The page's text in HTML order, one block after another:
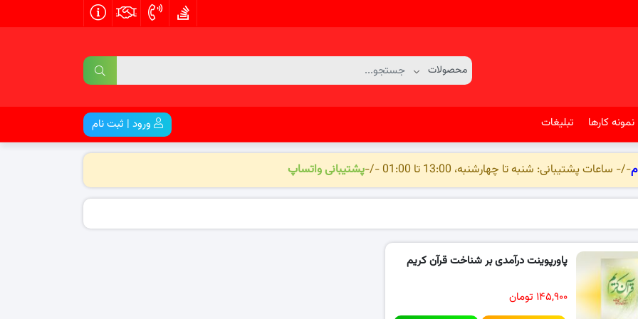
نمونه کارها تبلیغات ورود | ثبت نام
-/- ساعات پشتیبانی: شنبه تا چهارشنبه، 13:00 تا 01:00 -/- پشتیبانی واتساپ
پاورپوینت درآمدی بر شناخت قرآن کریم
۱۴۵,۹۰۰ تومان